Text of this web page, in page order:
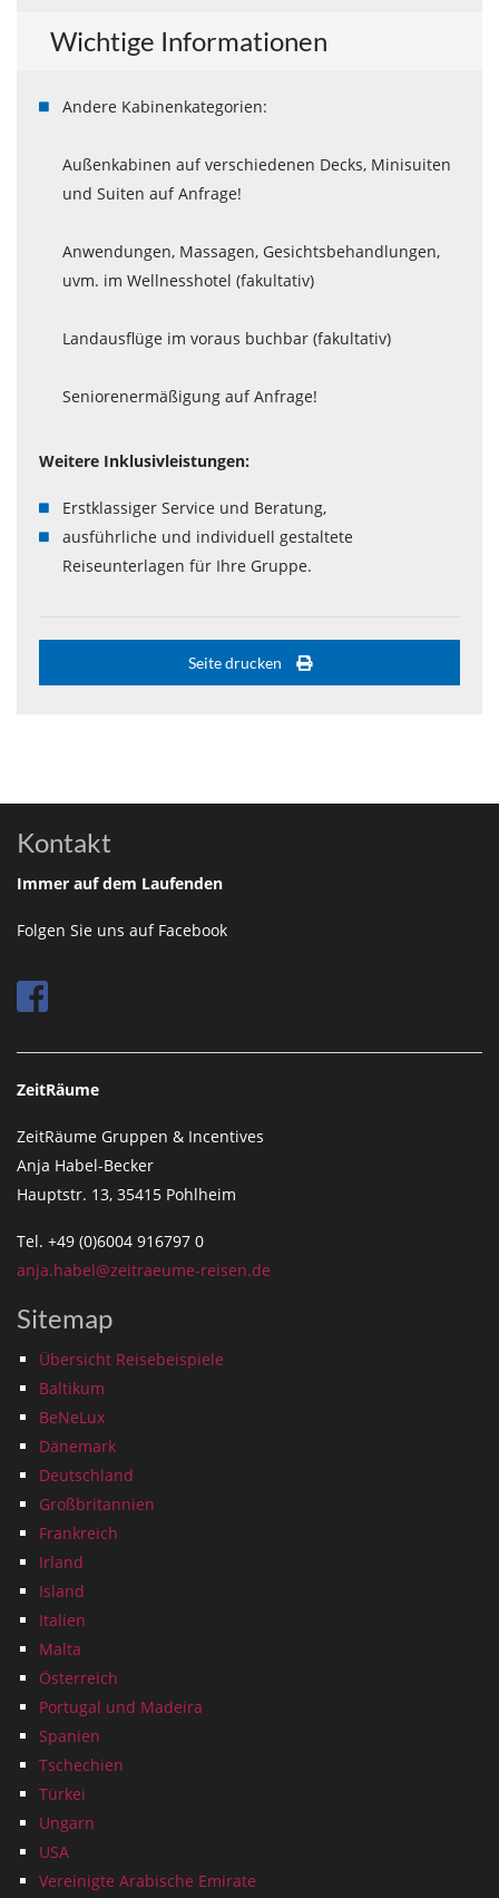
Wichtige Informationen
Andere Kabinenkategorien:
Außenkabinen auf verschiedenen Decks, Minisuiten
und Suiten auf Anfrage!
Anwendungen, Massagen, Gesichtsbehandlungen,
uvm. im Wellnesshotel (fakultativ)
Landausflüge im voraus buchbar (fakultativ)
Seniorenermäßigung auf Anfrage!
Weitere Inklusivleistungen:
Erstklassiger Service und Beratung,
ausführliche und individuell gestaltete
Reiseunterlagen für Ihre Gruppe.
Seite drucken
Kontakt
Immer auf dem Laufenden
Folgen Sie uns auf Facebook
ZeitRäume
ZeitRäume Gruppen & Incentives
Anja Habel-Becker
Hauptstr. 13, 35415 Pohlheim
Tel. +49 (0)6004 916797 0
anja.habel@zeitraeume-reisen.de
Sitemap
Übersicht Reisebeispiele
Baltikum
BeNeLux
Dänemark
Deutschland
Großbritannien
Frankreich
Irland
Island
Italien
Malta
Österreich
Portugal und Madeira
Spanien
Tschechien
Türkei
Ungarn
USA
Vereinigte Arabische Emirate